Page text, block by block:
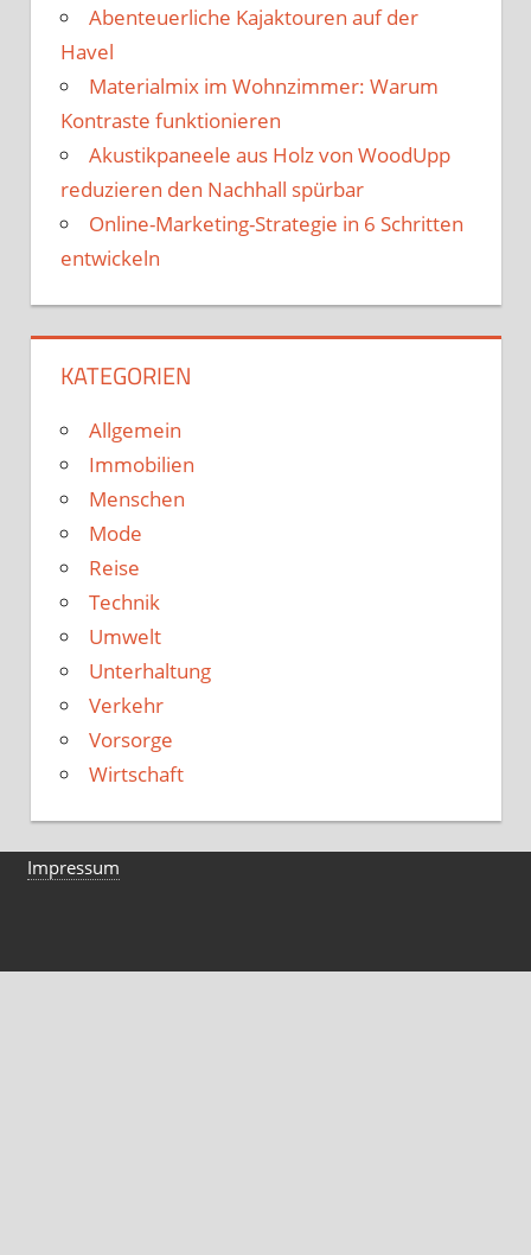
Abenteuerliche Kajaktouren auf der
Havel
Materialmix im Wohnzimmer: Warum
Kontraste funktionieren
Akustikpaneele aus Holz von WoodUpp
reduzieren den Nachhall spürbar
Online-Marketing-Strategie in 6 Schritten
entwickeln
KATEGORIEN
Allgemein
Immobilien
Menschen
Mode
Reise
Technik
Umwelt
Unterhaltung
Verkehr
Vorsorge
Wirtschaft
Impressum